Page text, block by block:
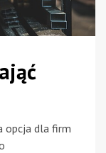
opcja dla firm